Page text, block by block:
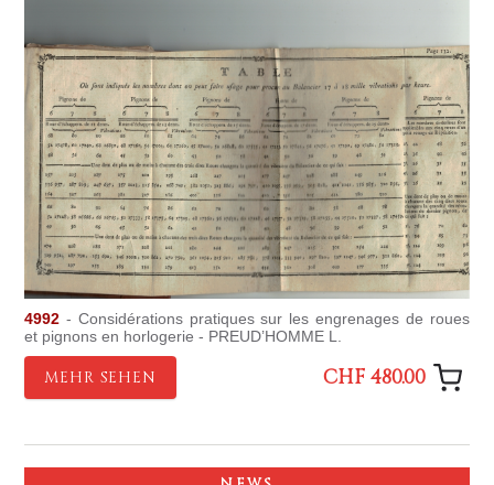
4992 - Considérations pratiques sur les engrenages de roues
et pignons en horlogerie - PREUD’HOMME L.
MEHR SEHEN CHF 480.00